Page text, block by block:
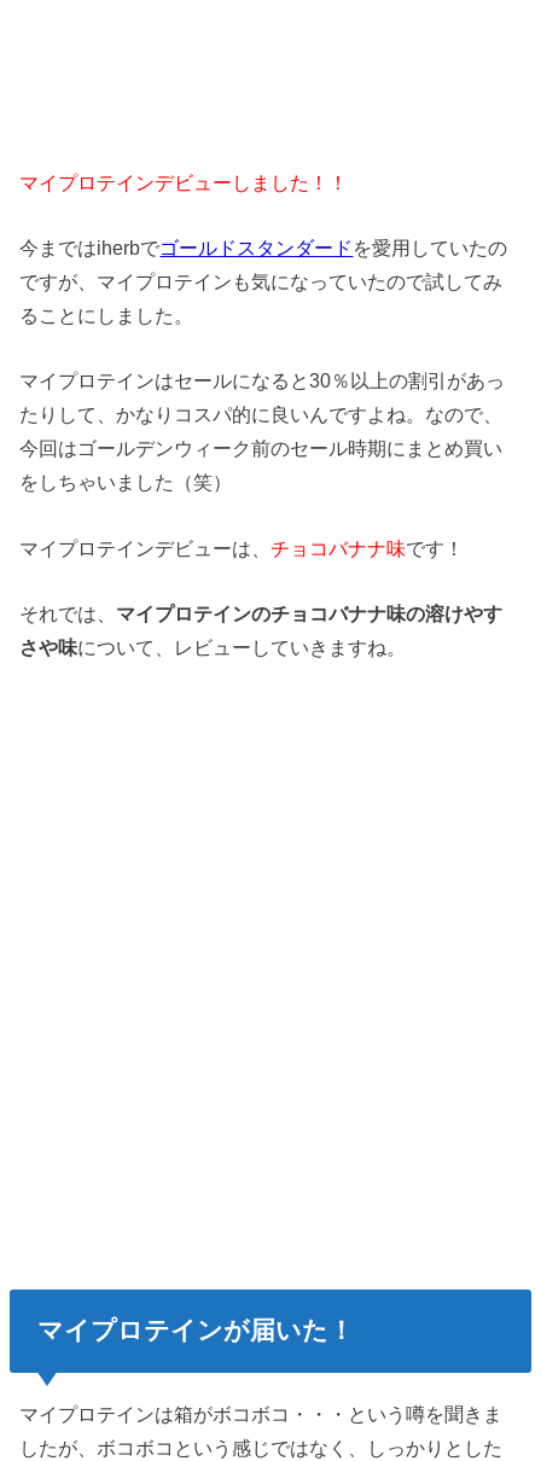
マイプロテインデビューしました！！
今まではiherbでゴールドスタンダード を愛用していたの
ですが、マイプロテインも気になっていたので試してみ
ることにしました。
マイプロテインはセールになると30％以上の割引があっ
たりして、かなりコスパ的に良いんですよね。なので、
今回はゴールデンウィーク前のセール時期にまとめ買い
をしちゃいました（笑）
マイプロテインデビューは、チョコバナナ味です！
それでは、 マイプロテインのチョコバナナ味の溶けやす
さや味について、レビューしていきますね。
マイプロテインが届いた！
マイプロテインは箱がボコボコ・・・という噂を聞きま
したが、ボコボコという感じではなく、しっかりとした